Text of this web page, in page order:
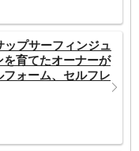
ップサーフィンジュ
育てたオーナーが
ォーム、セルフレ
プスクール